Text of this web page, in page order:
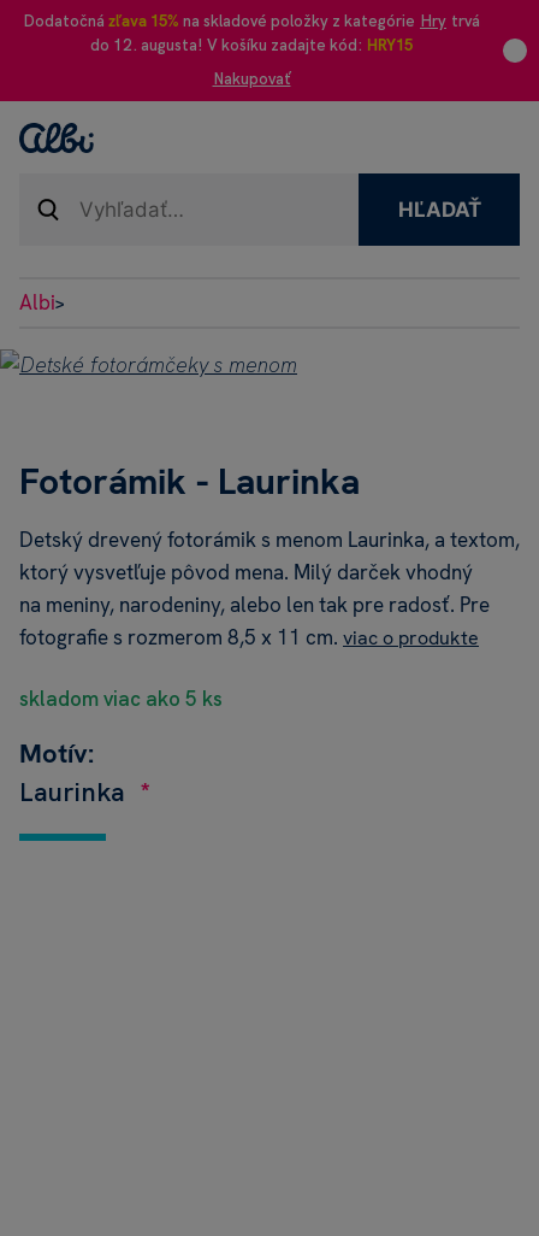
Dodatočná zľava 15% na skladové položky z kategórie Hry trvá
do 12. augusta! V košíku zadajte kód: HRY15
Nakupovať
HĽADAŤ
Albi>
Fotorámik - Laurinka
Detský drevený fotorámik s menom Laurinka, a textom,
ktorý vysvetľuje pôvod mena. Milý darček vhodný
na meniny, narodeniny, alebo len tak pre radosť. Pre
fotografie s rozmerom 8,5 x 11 cm. viac o produkte
skladom viac ako 5 ks
Motív:
Laurinka